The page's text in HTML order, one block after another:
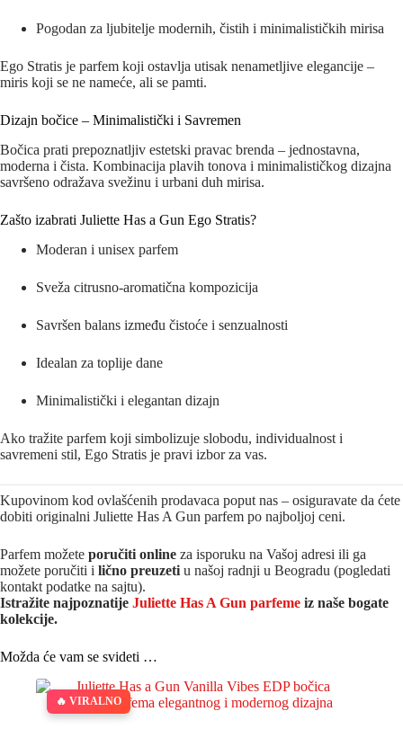
Pogodan za ljubitelje modernih, čistih i minimalističkih mirisa
Ego Stratis je parfem koji ostavlja utisak nenametljive elegancije –
miris koji se ne nameće, ali se pamti.
Dizajn bočice – Minimalistički i Savremen
Bočica prati prepoznatljiv estetski pravac brenda – jednostavna,
moderna i čista. Kombinacija plavih tonova i minimalističkog dizajna
savršeno odražava svežinu i urbani duh mirisa.
Zašto izabrati Juliette Has a Gun Ego Stratis?
Moderan i unisex parfem
Sveža citrusno-aromatična kompozicija
Savršen balans između čistoće i senzualnosti
Idealan za toplije dane
Minimalistički i elegantan dizajn
Ako tražite parfem koji simbolizuje slobodu, individualnost i
savremeni stil, Ego Stratis je pravi izbor za vas.
Kupovinom kod ovlašćenih prodavaca poput nas – osiguravate da ćete
dobiti originalni Juliette Has A Gun parfem po najboljoj ceni.
Parfem možete poručiti online za isporuku na Vašoj adresi ili ga
možete poručiti i lično preuzeti u našoj radnji u Beogradu (pogledati
kontakt podatke na sajtu).
Istražite najpoznatije Juliette Has A Gun parfeme iz naše bogate
kolekcije.
Možda će vam se svideti …
🔥 VIRALNO